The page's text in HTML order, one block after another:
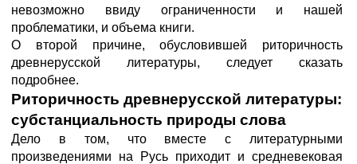
невозможно ввиду ограниченности и нашей
проблематики, и объема книги.
О второй причине, обусловившей риторичность
древнерусской литературы, следует сказать
подробнее.
Риторичность древнерусской литературы:
субстанциальность природы слова
Дело в том, что вместе с литературными
произведениями на Русь приходит и средневековая